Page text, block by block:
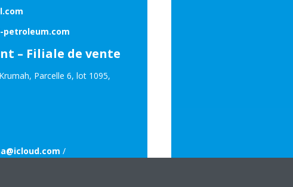
petroleum.com
– Filiale de vente
Parcelle 6, lot 1095,
/